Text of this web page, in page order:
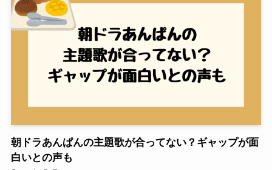
朝ドラあんぱんの主題歌が合ってない？ギャップが面
白いとの声も